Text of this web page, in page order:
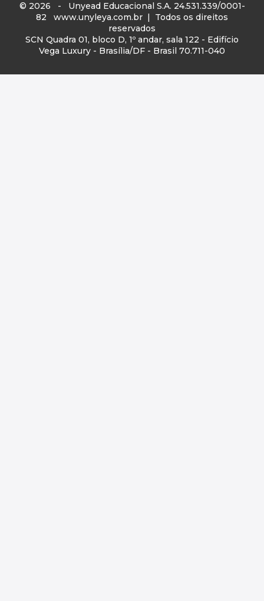
© 2026 - Unyead Educacional S.A. 24.531.339/0001-
82 www.unyleya.com.br | Todos os direitos
reservados
SCN Quadra 01, bloco D, 1º andar, sala 122 - Edifício
Vega Luxury - Brasília/DF - Brasil 70.711-040